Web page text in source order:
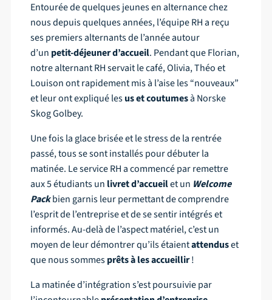
Entourée de quelques jeunes en alternance chez
nous depuis quelques années, l’équipe RH a reçu
ses premiers alternants de l’année autour
d’un petit-déjeuner d’accueil. Pendant que Florian,
notre alternant RH servait le café, Olivia, Théo et
Louison ont rapidement mis à l’aise les “nouveaux”
et leur ont expliqué lesus et coutumesà Norske
Skog Golbey.
Une fois la glace brisée et le stress de la rentrée
passé, tous se sont installés pour débuter la
matinée. Le service RH a commencé par remettre
aux 5 étudiants un livret d’accueilet un Welcome
Packbien garnis leur permettant de comprendre
l’esprit de l’entreprise et de se sentir intégrés et
informés. Au-delà de l’aspect matériel, c’est un
moyen de leur démontrer qu’ils étaientattenduset
que nous sommesprêts à les accueillir!
La matinée d’intégration s’est poursuivie par